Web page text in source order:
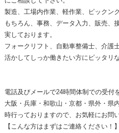
製造、工場内作業、軽作業、ピックン
もちろん、事務、データ入力、販売、
実しております。
フォークリフト、自動車整備士、介護
活かしてしっか働きたい方にピッタリ
電話及びメールで24時間体制での受付
大阪・兵庫・和歌山・京都・県外・県
時行っておりますので、お気軽にお問
【こんな方はまずはご連絡ください！】